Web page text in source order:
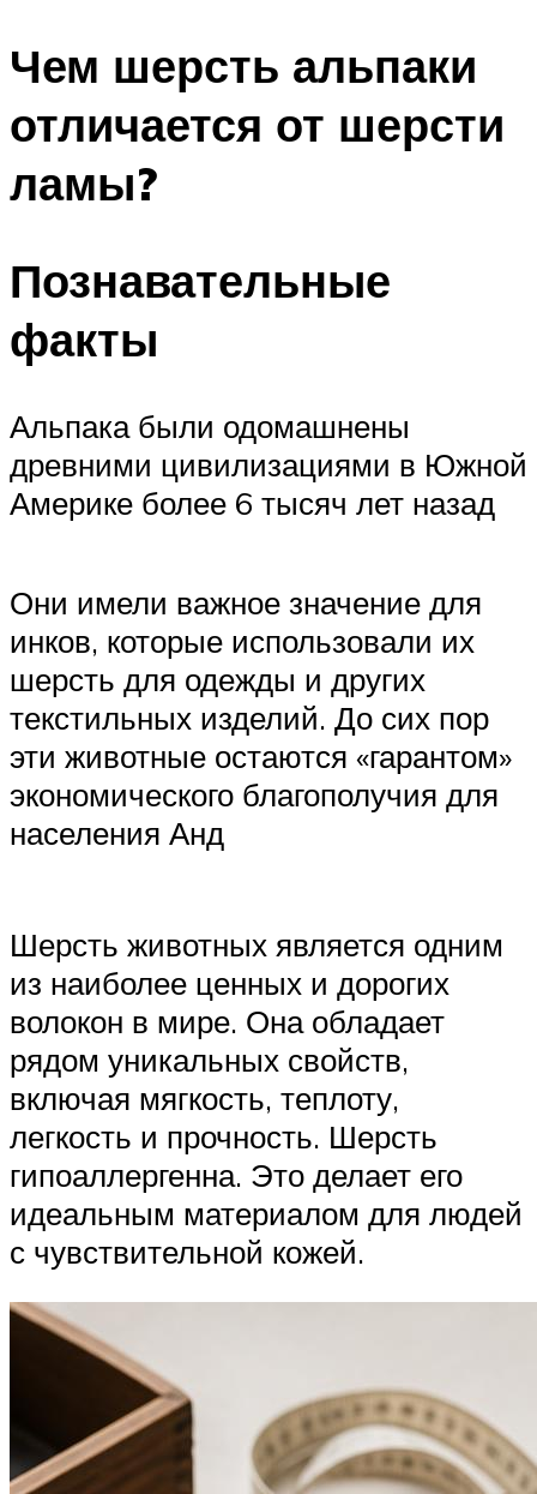
Чем шерсть альпаки
отличается от шерсти
ламы?
Познавательные
факты
Альпака были одомашнены
древними цивилизациями в Южной
Америке более 6 тысяч лет назад
Они имели важное значение для
инков, которые использовали их
шерсть для одежды и других
текстильных изделий. До сих пор
эти животные остаются «гарантом»
экономического благополучия для
населения Анд
Шерсть животных является одним
из наиболее ценных и дорогих
волокон в мире. Она обладает
рядом уникальных свойств,
включая мягкость, теплоту,
легкость и прочность. Шерсть
гипоаллергенна. Это делает его
идеальным материалом для людей
с чувствительной кожей.